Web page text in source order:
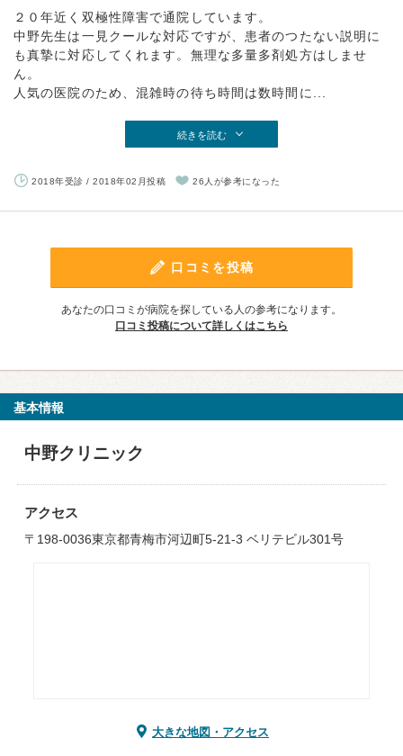
２０年近く双極性障害で通院しています。
中野先生は一見クールな対応ですが、患者のつたない説明に
も真摯に対応してくれます。無理な多量多剤処方はしませ
ん。
人気の医院のため、混雑時の待ち時間は数時間に...
続きを読む
2018年受診 / 2018年02月投稿 26人が参考になった
口コミを投稿
あなたの口コミが病院を探している人の参考になります。
口コミ投稿について詳しくはこちら
基本情報
中野クリニック
アクセス
〒198-0036東京都青梅市河辺町5-21-3 ベリテビル301号
大きな地図・アクセス